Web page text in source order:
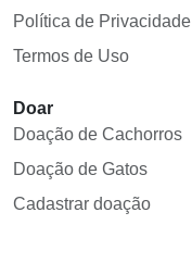
Política de Privacidade
Termos de Uso
Doar
Doação de Cachorros
Doação de Gatos
Cadastrar doação